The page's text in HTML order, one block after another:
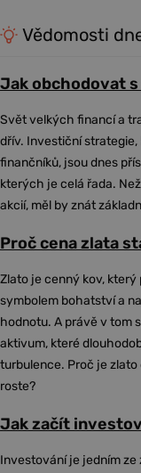
Vědomosti
Jak obchodovat s
Svět velkých financí a
dřív. Investiční
finančníků, jsou dnes
kterých je celá řada.
akcií, měl by znát
Proč cena zlata
Zlato je cenný kov,
symbolem bohatství a
hodnotu. A právě v tom
aktivum, které
turbulence. Proč je
roste?
Jak začít
Investování je jedním ze